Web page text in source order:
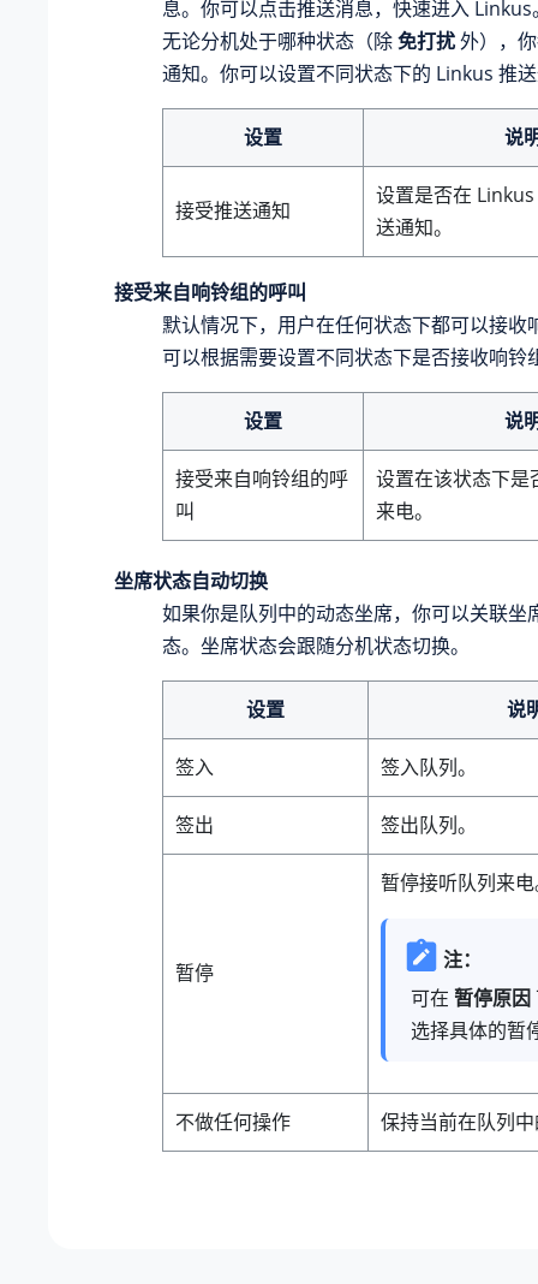
息。你可以点击推送消息，快速进入
无论分机处于哪种状态（除免打扰外），
通知。你可以设置不同状态下的 Linkus 推
设置 说
接受推送通知
设置是否在
送通知。
接受来自响铃组的呼叫
默认情况下，用户在任何状态下都可以接收
可以根据需要设置不同状态下是否接收响铃
设置 说
接受来自响铃组的呼
叫
设置在该状态下是
来电。
坐席状态自动切换
如果你是队列中的动态坐席，你可以关联坐
态。坐席状态会跟随分机状态切换。
设置 说
签入 签入队列。
签出 签出队列。
暂停
暂停接听队列来
注：
可在 暂停原因
选择具体的暂
不做任何操作 保持当前在队列